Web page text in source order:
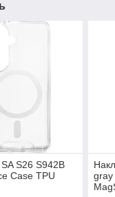
S26 S942B
Case TPU
gray